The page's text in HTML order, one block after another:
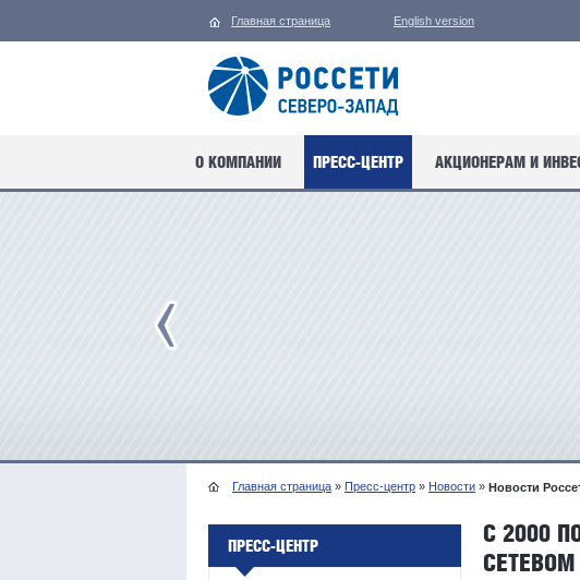
Главная страница English version
О КОМПАНИИ ПРЕСС-ЦЕНТР АКЦИОНЕРАМ И
Главная страница » Пресс-центр » Новости » Новости
ПРЕСС-ЦЕНТР
С 2000